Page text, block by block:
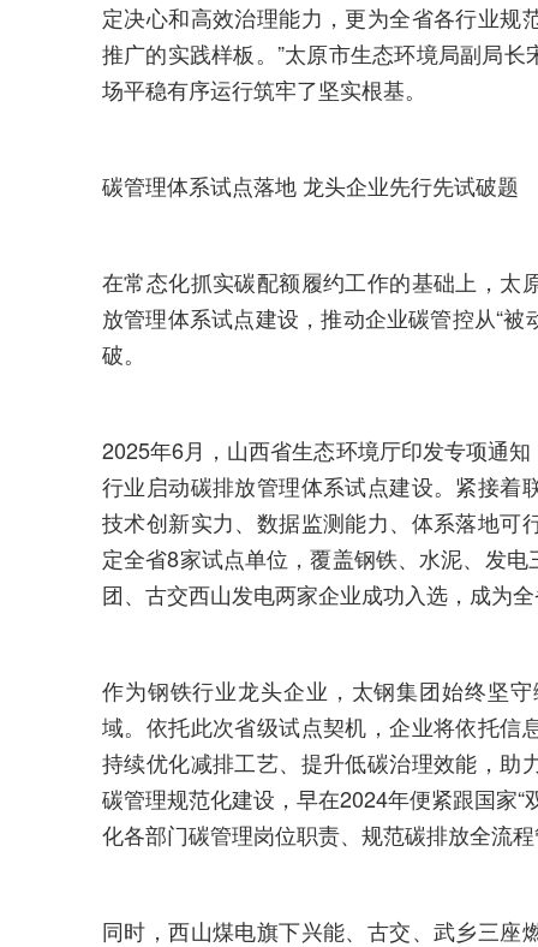
定决心和高效治理能力，更为全省各行业规
推广的实践样板。”太原市生态环境局副局
场平稳有序运行筑牢了坚实根基。
碳管理体系试点落地 龙头企业先行先试破题
在常态化抓实碳配额履约工作的基础上，太
放管理体系试点建设，推动企业碳管控从“被
破。
2025年6月，山西省生态环境厅印发专项通
行业启动碳排放管理体系试点建设。紧接着
技术创新实力、数据监测能力、体系落地可
定全省8家试点单位，覆盖钢铁、水泥、发
团、古交西山发电两家企业成功入选，成为
作为钢铁行业龙头企业，太钢集团始终坚
域。依托此次省级试点契机，企业将依托信
持续优化减排工艺、提升低碳治理效能，助
碳管理规范化建设，早在2024年便紧跟国家
化各部门碳管理岗位职责、规范碳排放全流
同时，西山煤电旗下兴能、古交、武乡三座